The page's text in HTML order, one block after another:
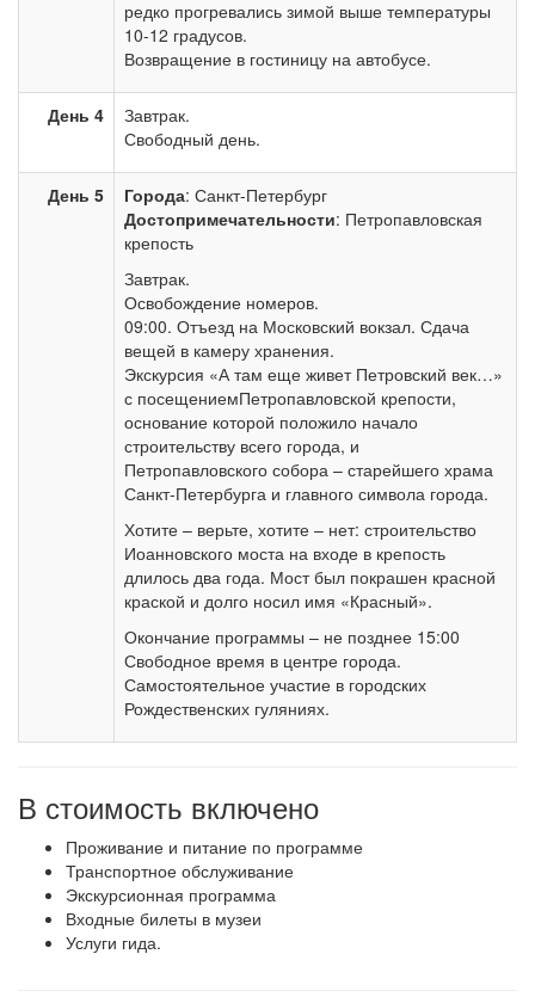
редко прогревались зимой выше температуры
10-12 градусов.
Возвращение в гостиницу на автобусе.
День 4
Завтрак.
Свободный день.
День 5 Города: Санкт-Петербург
Достопримечательности: Петропавловская
крепость
Завтрак.
Освобождение номеров.
09:00. Отъезд на Московский вокзал. Сдача
вещей в камеру хранения.
Экскурсия «А там еще живет Петровский век…»
с посещениемПетропавловской крепости,
основание которой положило начало
строительству всего города, и
Петропавловского собора – старейшего храма
Санкт-Петербурга и главного символа города.
Хотите – верьте, хотите – нет: строительство
Иоанновского моста на входе в крепость
длилось два года. Мост был покрашен красной
краской и долго носил имя «Красный».
Окончание программы – не позднее 15:00
Свободное время в центре города.
Самостоятельное участие в городских
Рождественских гуляниях.
В стоимость включено
Проживание и питание по программе
Транспортное обслуживание
Экскурсионная программа
Входные билеты в музеи
Услуги гида.